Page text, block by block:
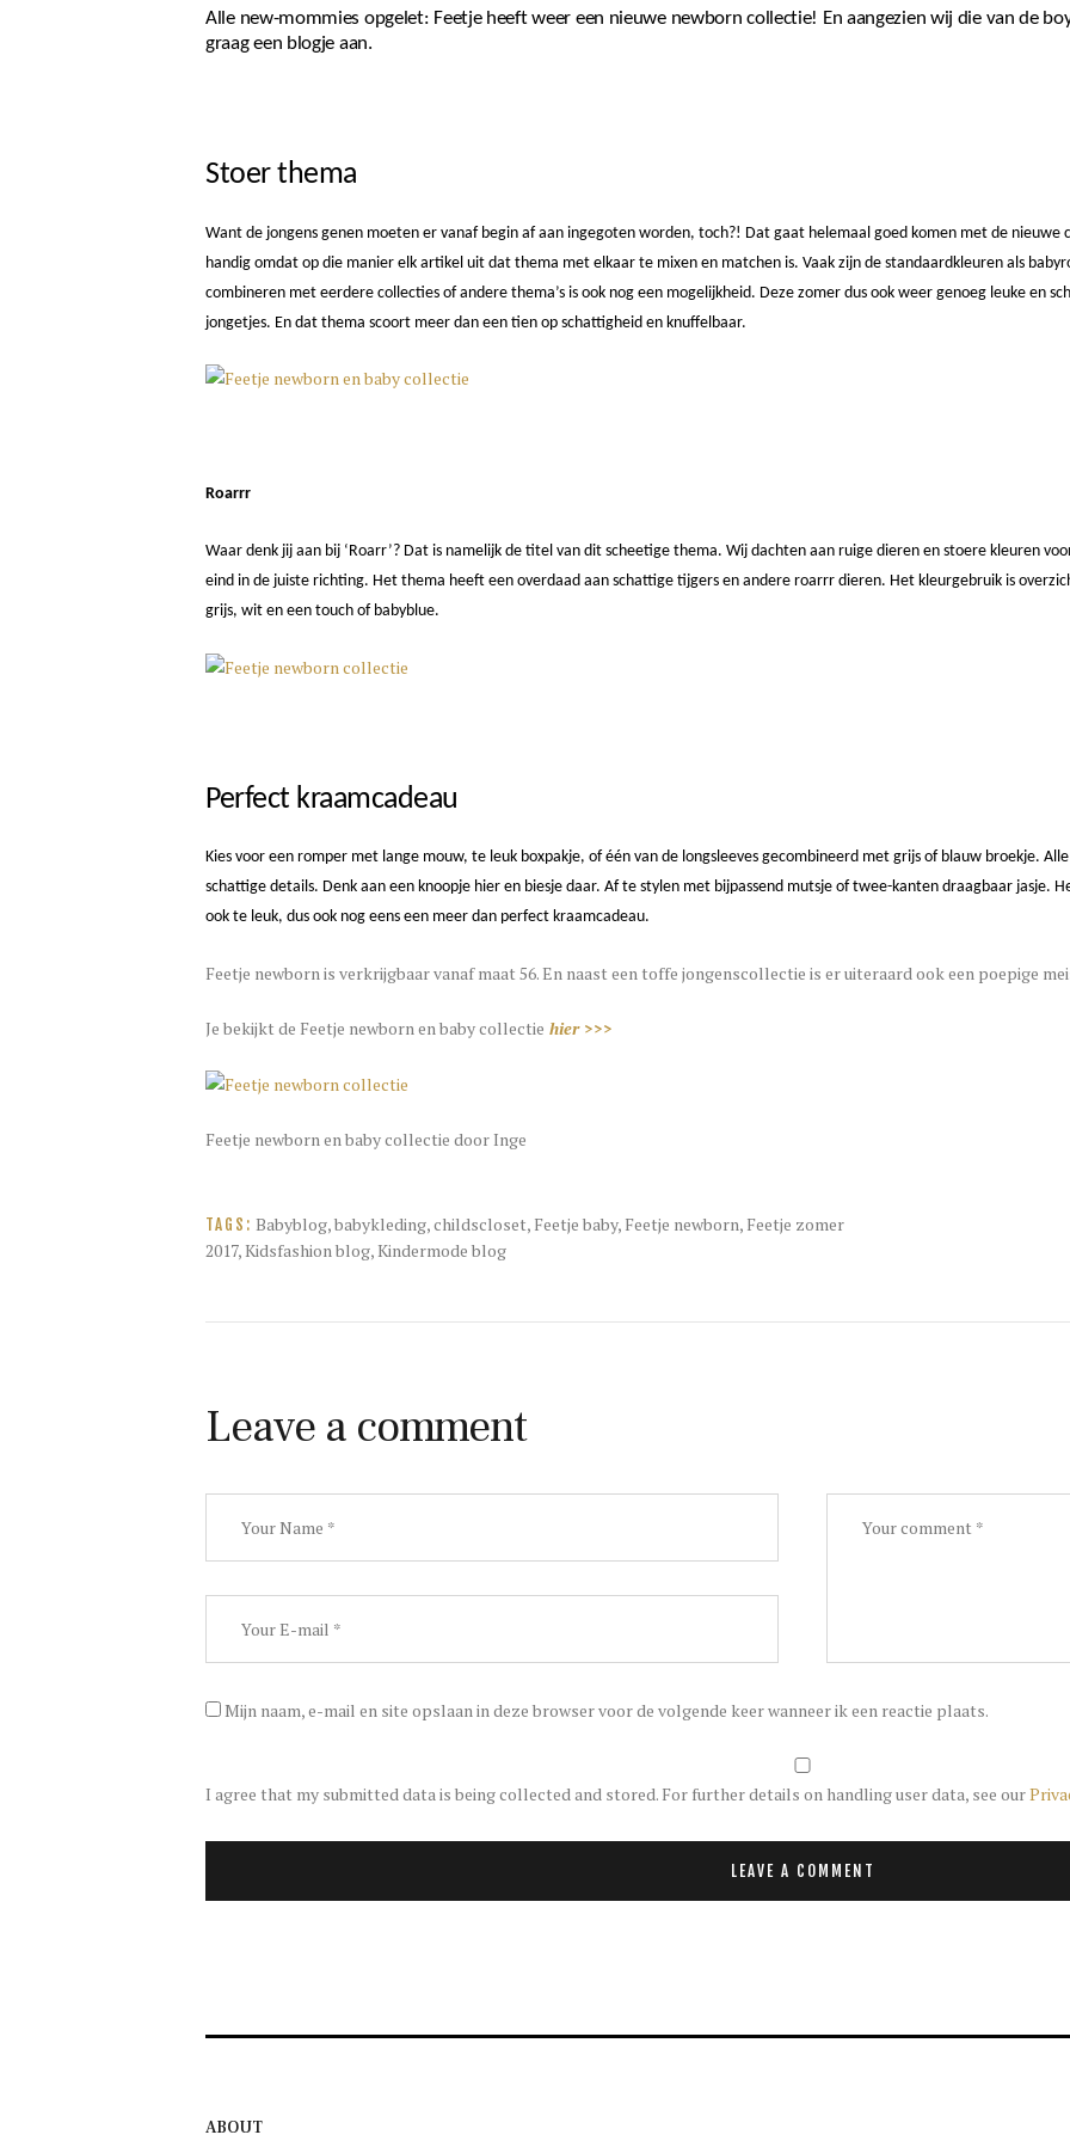
Alle new-mommies opgelet: Feetje heeft weer een nieuwe newborn collectie! En aangezien wij die van de
graag een blogje aan.
Stoer thema
Want de jongens genen moeten er vanaf begin af aan ingegoten worden, toch?! Dat gaat helemaal goed komen met de nieuwe
handig omdat op die manier elk artikel uit dat thema met elkaar te mixen en matchen is. Vaak zijn de standaardkleuren als
combineren met eerdere collecties of andere thema’s is ook nog een mogelijkheid. Deze zomer dus ook weer genoeg leuke en
jongetjes. En dat thema scoort meer dan een tien op schattigheid en knuffelbaar.
Roarrr
Waar denk jij aan bij ‘Roarr’? Dat is namelijk de titel van dit scheetige thema. Wij dachten aan ruige dieren en stoere kleuren
eind in de juiste richting. Het thema heeft een overdaad aan schattige tijgers en andere roarrr dieren. Het kleurgebruik is
grijs, wit en een touch of babyblue.
Perfect kraamcadeau
Kies voor een romper met lange mouw, te leuk boxpakje, of één van de longsleeves gecombineerd met grijs of blauw broekje.
schattige details. Denk aan een knoopje hier en biesje daar. Af te stylen met bijpassend mutsje of twee-kanten draagbaar jasje.
ook te leuk, dus ook nog eens een meer dan perfect kraamcadeau.
Feetje newborn is verkrijgbaar vanaf maat 56. En naast een toffe jongenscollectie is er uiteraard ook een poepige
Je bekijkt de Feetje newborn en baby collectie hier >>>
Feetje newborn en baby collectie door Inge
TAGS: Babyblog,babykleding,childscloset, Feetje baby, Feetje newborn, Feetje zomer
2017,Kidsfashion blog,Kindermode blog
Leave a comment
Mijn naam, e-mail en site opslaan in deze browser voor de volgende keer wanneer ik een reactie plaats.
I agree that my submitted data is being collected and stored. For further details on handling user data, see our
ABOUT